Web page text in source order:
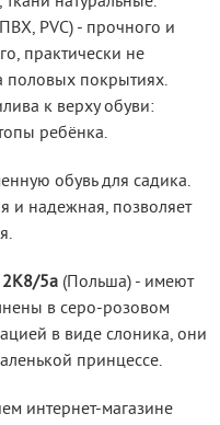
PVC) - прочного и
практически не
половых покрытиях.
к верху обуви:
ребёнка.
обувь для садика.
и надежная, позволяет
2K8/5а (Польша) - имеют
в серо-розовом
в виде слоника, они
принцессе.
интернет-магазине